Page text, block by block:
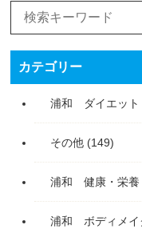
カテゴリー
浦和 ダイエット
その他 (149)
浦和 健康・栄養
浦和 ボディメイ